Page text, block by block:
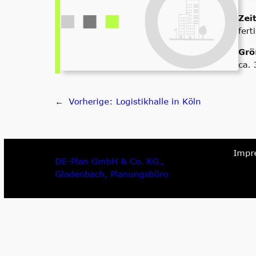
ca.
← Vorherige: Logistikhalle in Köln
DE-Plan GmbH & Co. KG.,
Gladenbach, Planungsbüro